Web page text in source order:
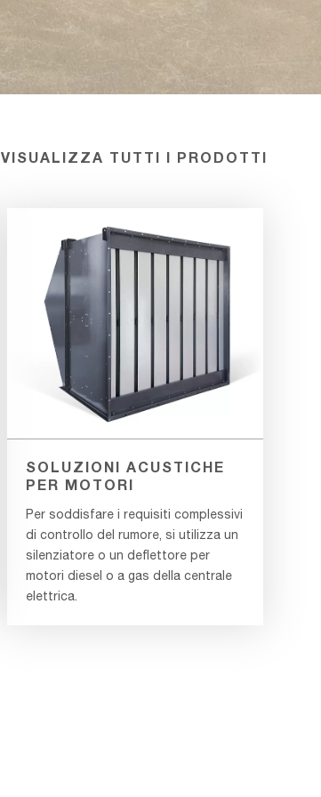
VISUALIZZA TUTTI I PRODOTTI
SOLUZIONI ACUSTICHE
PER MOTORI
Per soddisfare i requisiti complessivi
di controllo del rumore, si utilizza un
silenziatore o un deflettore per
motori diesel o a gas della centrale
elettrica.